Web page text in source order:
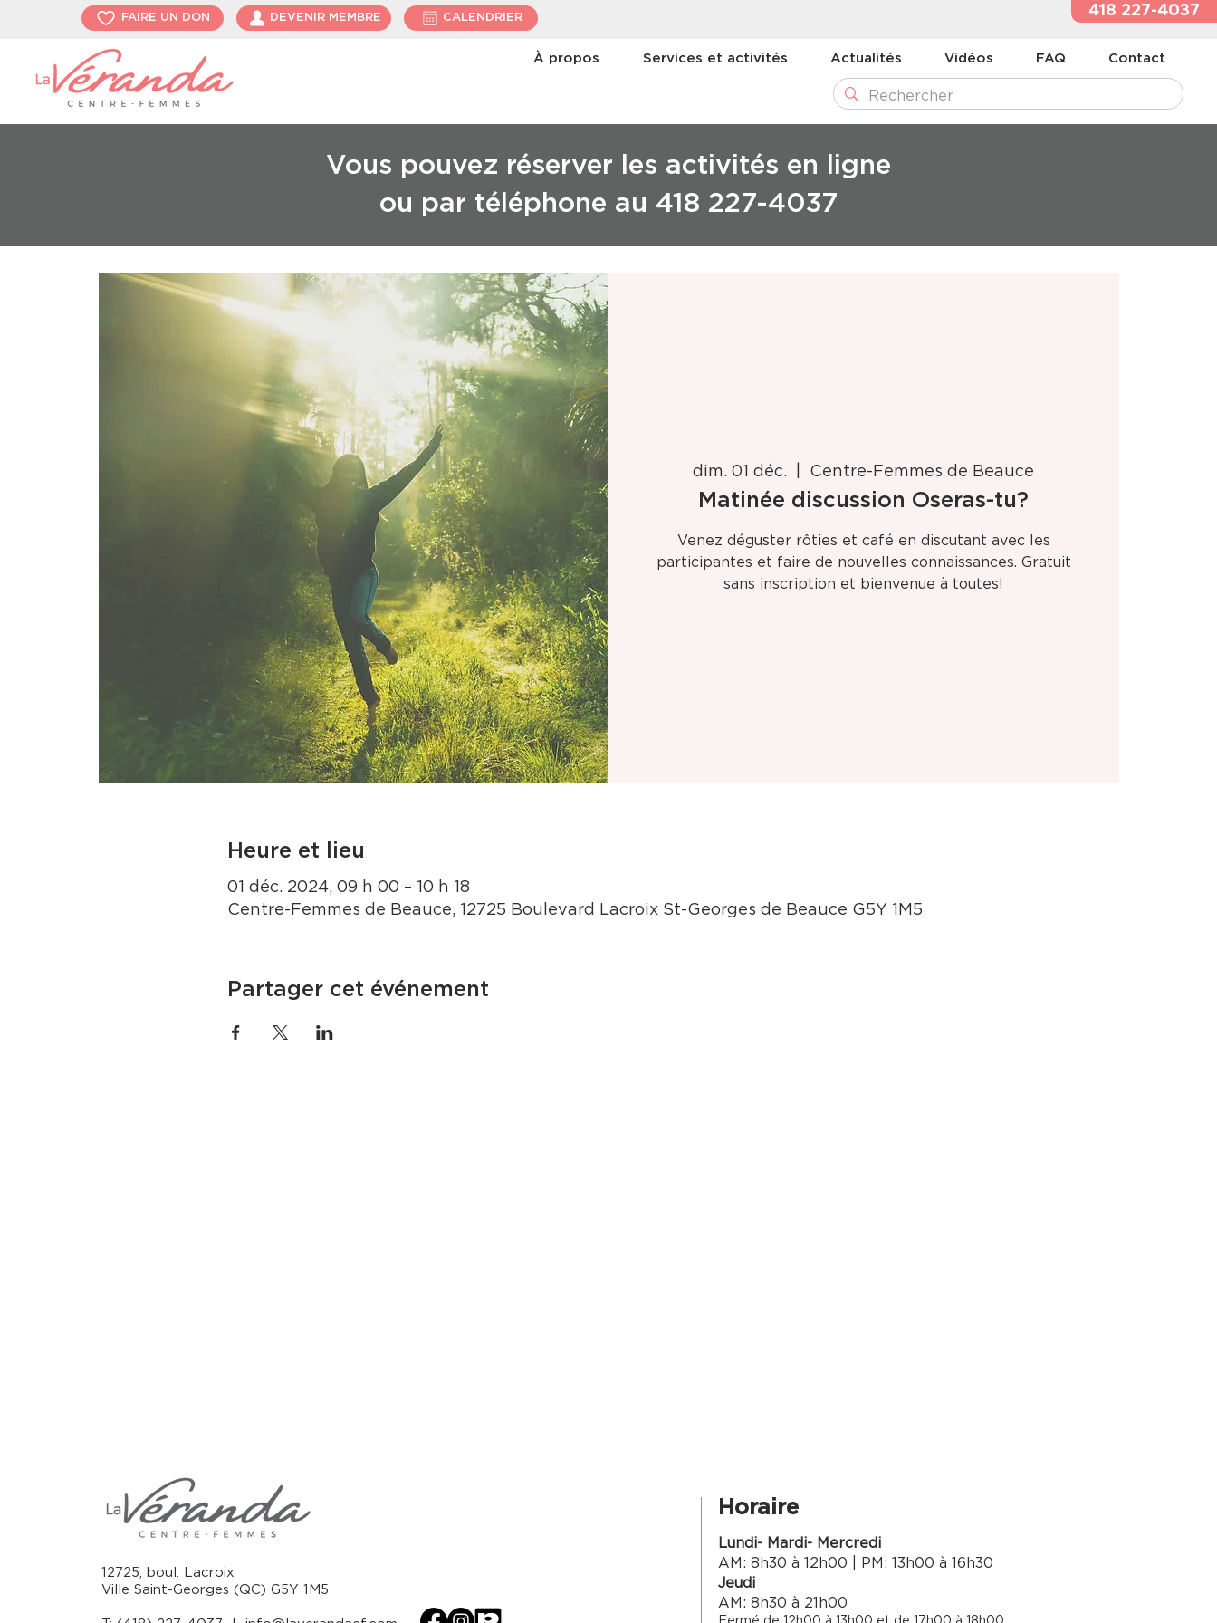
418 227-4037
FAIRE UN DON DEVENIR MEMBRE CALENDRIER
À propos Services et activités Actualités Vidéos FAQ Contact
Vous pouvez réserver les activités en ligne
ou par téléphone au 418 227-4037
dim. 01 déc. Centre-Femmes de Beauce
Matinée discussion Oseras-tu?
Venez déguster rôties et café en discutant avec les
participantes et faire de nouvelles connaissances. Gratuit
sans inscription et bienvenue à toutes!
Heure et lieu
01 déc. 2024, 09 h 00 – 10 h 18
Centre-Femmes de Beauce, 12725 Boulevard Lacroix St-Georges de Beauce G5Y 1M5
Partager cet événement
12725, boul. Lacroix
Ville Saint-Georges (QC) G5Y 1M5
Horaire
Lundi- Mardi- Mercredi
AM: 8h30 à 12h00 | PM: 13h00 à 16h30​
Jeudi
AM: 8h30 à 21h00